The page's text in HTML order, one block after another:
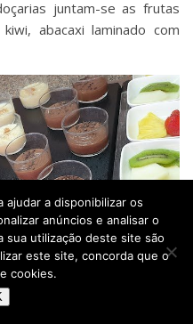
juntam-se as frutas
abacaxi laminado com
Albufeira – Algarve © Viaje
ajudar a disponibilizar os
anúncios e analisar o
sua utilização deste site são
este site, concorda que o
cookies.